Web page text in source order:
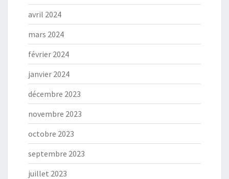
avril 2024
mars 2024
février 2024
janvier 2024
décembre 2023
novembre 2023
octobre 2023
septembre 2023
juillet 2023